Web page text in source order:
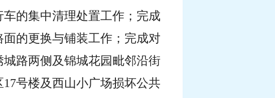
的集中清理处置工作；完成
的更换与铺装工作；完成对
路两侧及锦城花园毗邻沿街
号楼及西山小广场损坏公共